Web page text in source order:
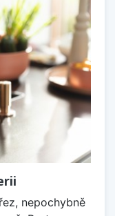
nepochybně